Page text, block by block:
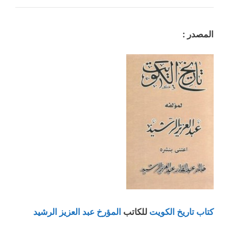
المصدر :
كتاب تاريخ الكويت للكاتب المؤرخ عبد العزيز الرشيد